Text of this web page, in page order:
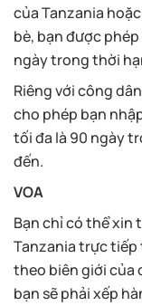
của Tanzania
bè, bạn được
ngày trong thời
Riêng với công
cho phép bạn
tối đa là 90 ngày
đến.
VOA
Bạn chỉ có thể xin
Tanzania trực tiếp
theo biên giới của
bạn sẽ phải xếp